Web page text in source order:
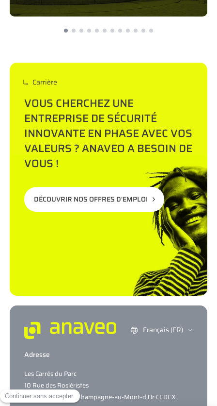
Carrière
VOUS CHERCHEZ UNE
ENTREPRISE DE SÉCURITÉ
INNOVANTE EN PHASE AVEC VOS
VALEURS ? ANAVEO A BESOIN DE
VOUS !
DÉCOUVRIR NOS OFFRES D'EMPLOI
Français (FR)
Adresse
Les Carrés du Parc
10 Rue des Rosiéristes
CS69317 – 69544 Champagne-au-Mont-d’Or CEDEX